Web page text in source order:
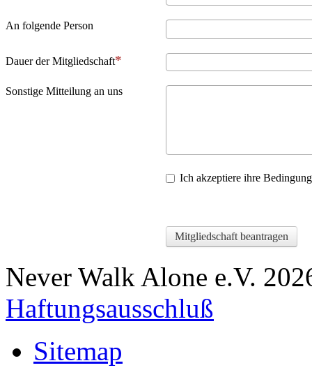
An folgende Person
Dauer der Mitgliedschaft
Sonstige Mitteilung an uns
Ich akzeptiere ihre
Mitgliedschaft beantragen
Never Walk Alone e.V.
Haftungsausschluß
Sitemap